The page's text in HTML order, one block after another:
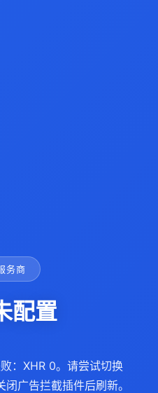
务商
配置
：XHR 0。请尝试切换
广告拦截插件后刷新。